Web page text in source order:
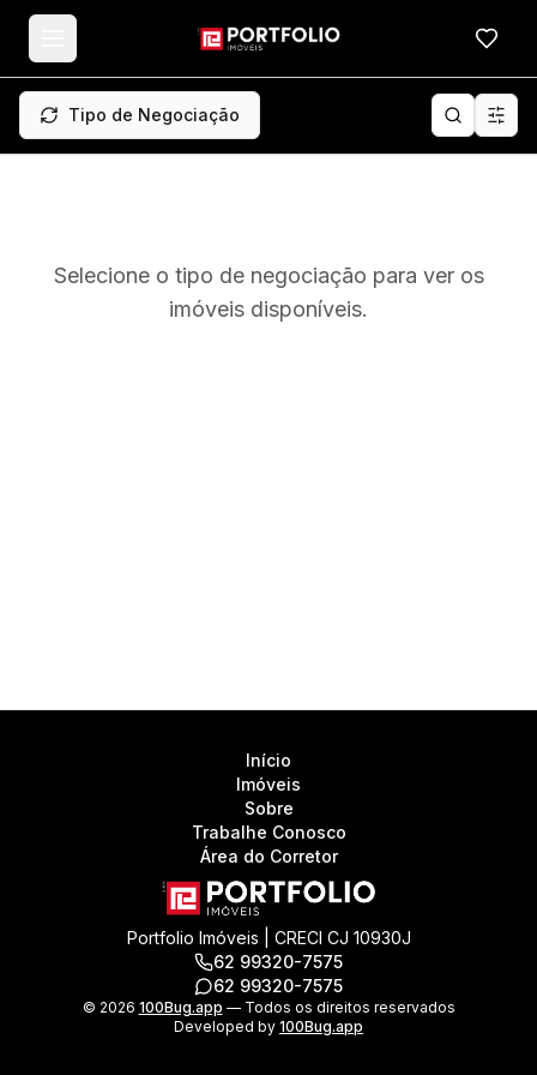
Tipo de Negociação
Selecione o tipo de negociação para ver os
imóveis disponíveis.
Início
Imóveis
Sobre
Trabalhe Conosco
Área do Corretor
Portfolio Imóveis | CRECI CJ 10930J
62 99320-7575
62 99320-7575
© 2026 100Bug.app — Todos os direitos reservados
Developed by 100Bug.app